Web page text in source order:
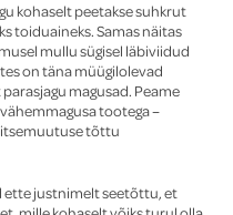
kohaselt peetakse suhkrut
toiduaineks. Samas näitas
mullu sügisel läbiviidud
on täna müügilolevad
magusad. Peame
tootega –
tõttu
ette justnimelt seetõttu, et